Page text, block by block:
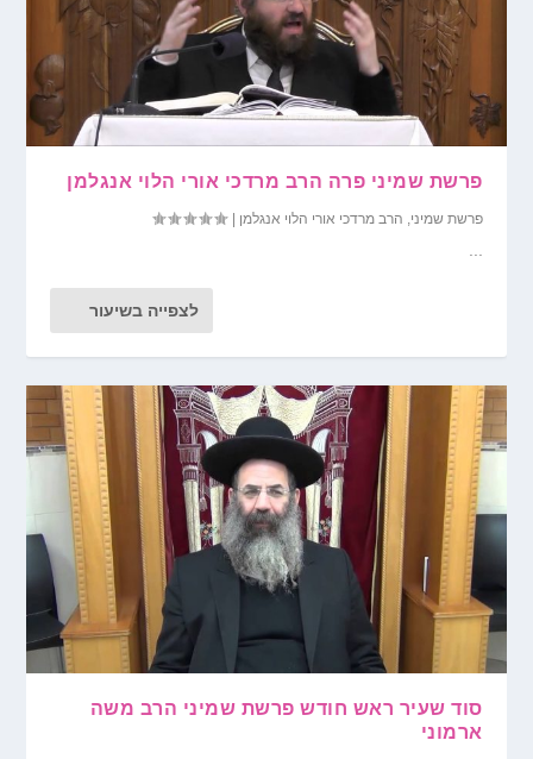
פרשת שמיני פרה הרב מרדכי אורי הלוי אנגלמן
פרשת שמיני, הרב מרדכי אורי הלוי אנגלמן |
לצפייה בשיעור
סוד שעיר ראש חודש פרשת שמיני הרב משה
ארמוני